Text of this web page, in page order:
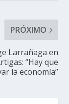
PRÓXIMO
Larrañaga en
“Hay que
la economía”